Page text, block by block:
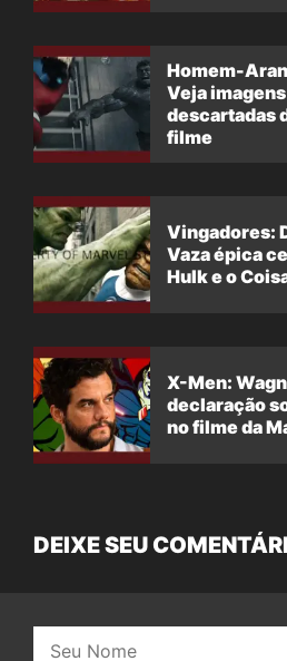
Homem-
Veja
descartadas
filme
Vingadores:
Vaza épica
Hulk e o
X-Men:
declaração
no filme da
DEIXE SEU